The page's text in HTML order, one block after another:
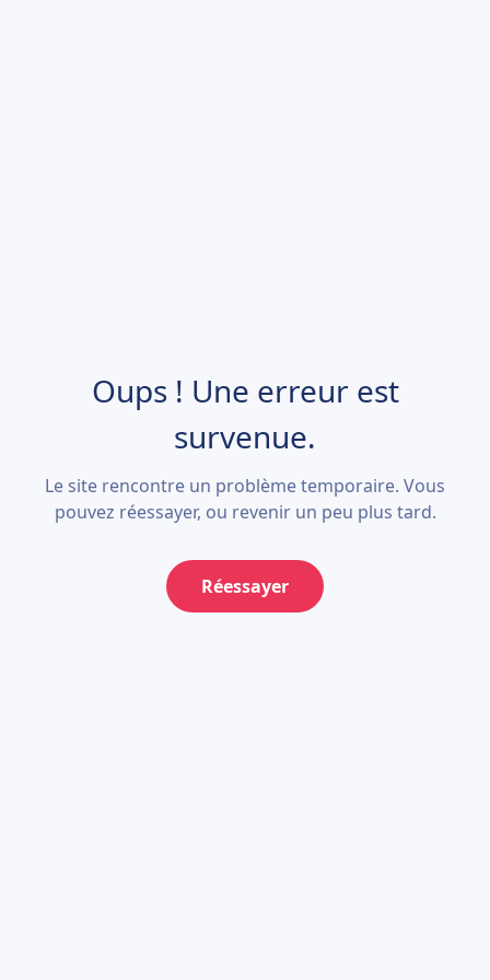
Oups ! Une erreur est
survenue.
Le site rencontre un problème temporaire. Vous
pouvez réessayer, ou revenir un peu plus tard.
Réessayer